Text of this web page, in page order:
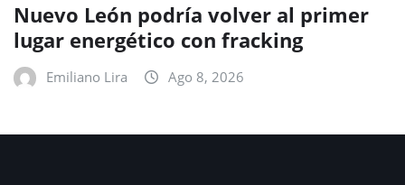
Nuevo León podría volver al primer
lugar energético con fracking
Emiliano Lira Ago 8, 2026